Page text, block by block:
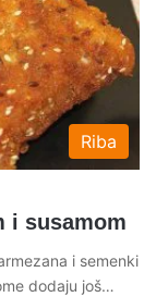
Riba
i susamom
i semenki
dodaju još…